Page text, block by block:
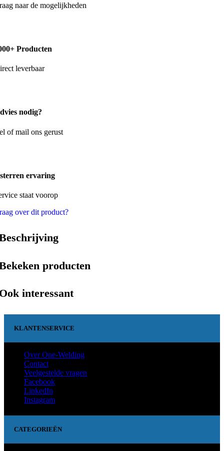
naar de mogelijkheden
Producten
leverbaar
nodig?
of mail ons gerust
ervaring
staat voorop
over dit product?
producten
interessant
KLANTENSERVICE
Over One-Welding
Contact
Veelgestelde vragen
Facebook
LinkedIn
Instagram
CATEGORIEËN